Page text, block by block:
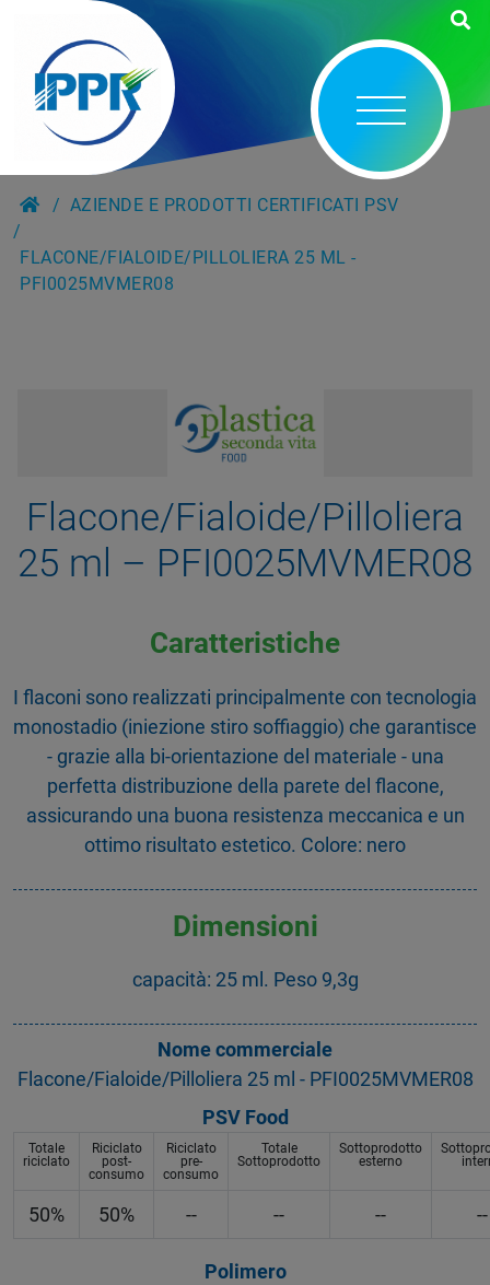
AZIENDE E PRODOTTI CERTIFICATI PSV
FLACONE/FIALOIDE/PILLOLIERA 25 ML -
PFI0025MVMER08
Flacone/Fialoide/Pilloliera
25 ml – PFI0025MVMER08
Caratteristiche
I flaconi sono realizzati principalmente con tecnologia
monostadio (iniezione stiro soffiaggio) che garantisce
- grazie alla bi-orientazione del materiale - una
perfetta distribuzione della parete del flacone,
assicurando una buona resistenza meccanica e un
ottimo risultato estetico. Colore: nero
Dimensioni
capacità: 25 ml. Peso 9,3g
Nome commerciale
Flacone/Fialoide/Pilloliera 25 ml - PFI0025MVMER08
PSV Food
Totale
riciclato
Riciclato
post-
consumo
Riciclato
pre-
consumo
Totale
Sottoprodotto
Sottoprodotto
esterno
50% 50% -- -- -- --
Polimero